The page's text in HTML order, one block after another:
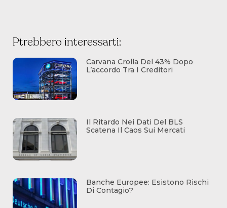
Ptrebbero interessarti:
Carvana Crolla Del 43% Dopo
L’accordo Tra I Creditori
Il Ritardo Nei Dati Del BLS
Scatena Il Caos Sui Mercati
Banche Europee: Esistono Rischi
Di Contagio?